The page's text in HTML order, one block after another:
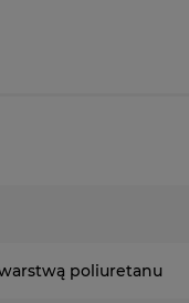
poliuretanu